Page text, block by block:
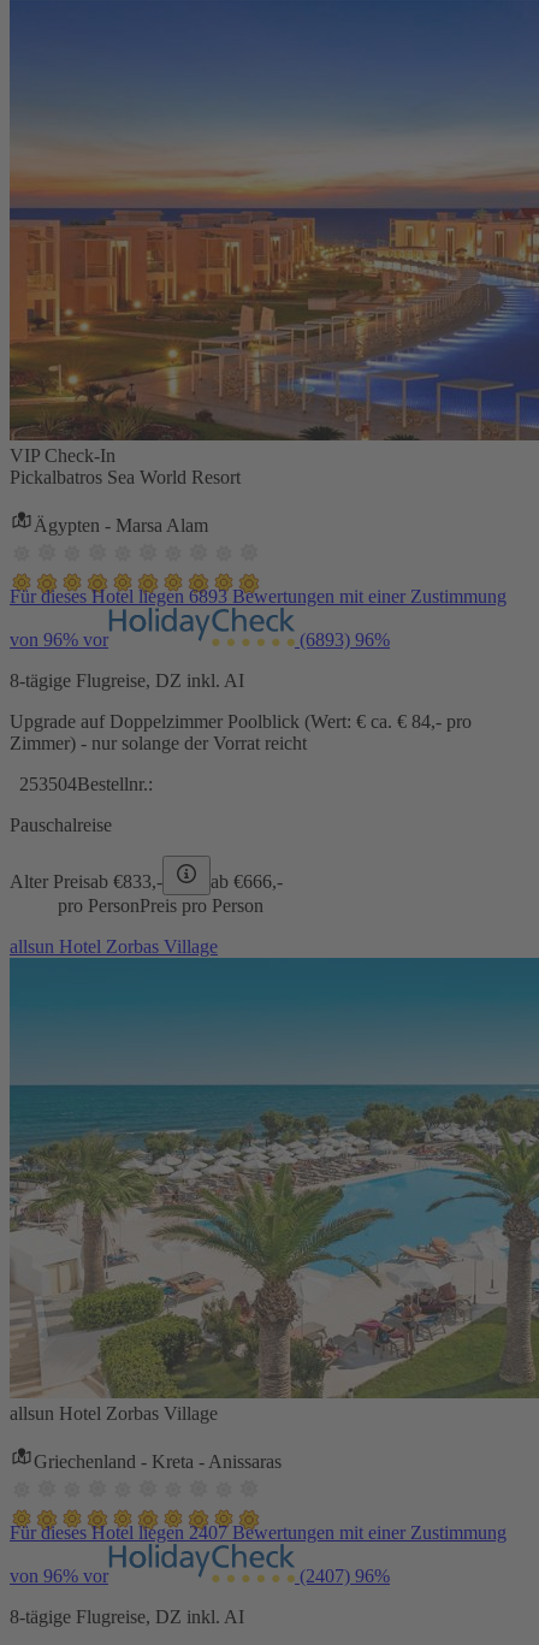
VIP Check-In
Pickalbatros Sea World Resort
Ägypten - Marsa Alam
Für dieses Hotel liegen 6893 Bewertungen mit einer Zustimmung
von 96% vor (6893) 96%
8-tägige Flugreise, DZ inkl. AI
Upgrade auf Doppelzimmer Poolblick (Wert: € ca. € 84,- pro
Zimmer) - nur solange der Vorrat reicht
253504Bestellnr.:
Pauschalreise
Alter Preisab €833,- ab €666,-
pro PersonPreis pro Person
allsun Hotel Zorbas Village
allsun Hotel Zorbas Village
Griechenland - Kreta - Anissaras
Für dieses Hotel liegen 2407 Bewertungen mit einer Zustimmung
von 96% vor (2407) 96%
8-tägige Flugreise, DZ inkl. AI